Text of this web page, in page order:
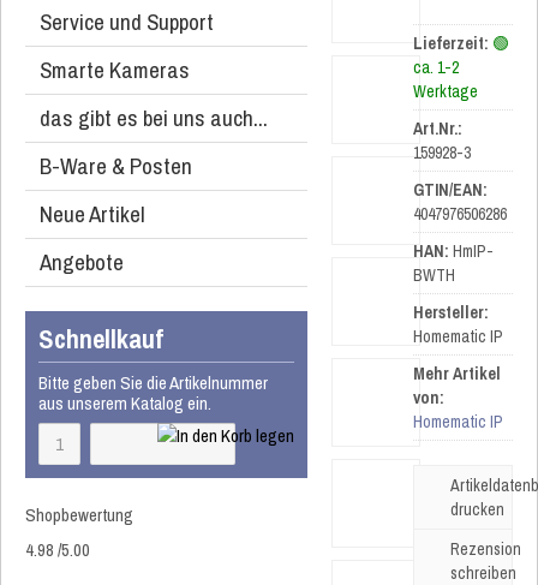
Service und Support
Smarte Kameras
das gibt es bei uns auch...
B-Ware & Posten
Neue Artikel
Angebote
Schnellkauf
Bitte geben Sie die Artikelnummer
aus unserem Katalog ein.
Shopbewertung
4.98/5.00
Lieferzeit: 🟢
ca. 1-2
Werktage
Art.Nr.:
159928-3
GTIN/EAN:
4047976506286
HAN: HmIP-
BWTH
Hersteller:
Homematic IP
Mehr Artikel
von:
Homematic IP
drucken
Rezension
schreiben